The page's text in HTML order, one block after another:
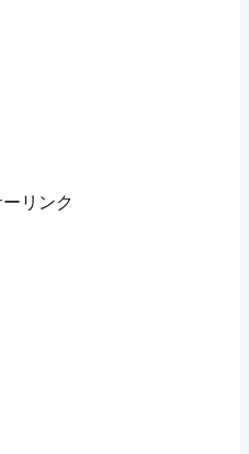
リンク